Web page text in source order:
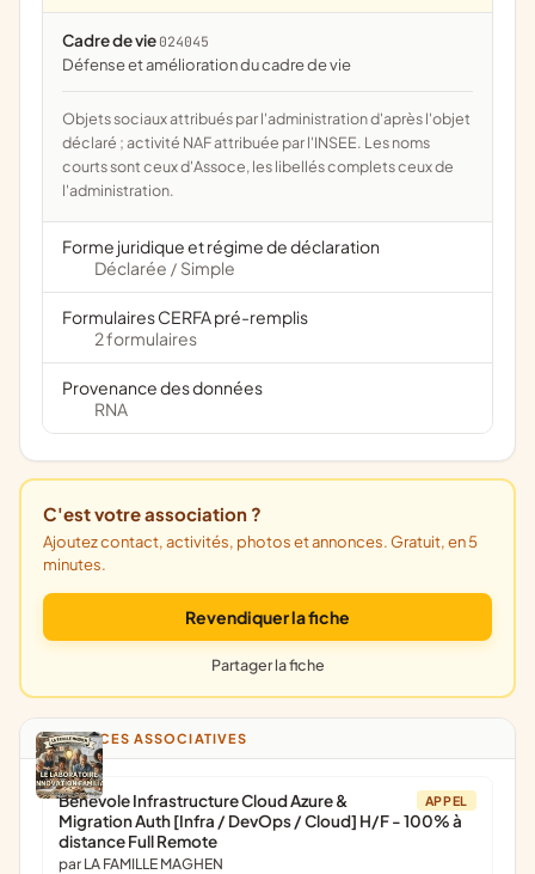
Cadre de vie 024045
défense et amélioration du cadre de vie
Objets sociaux attribués par l'administration d'après l'objet
déclaré ; activité NAF attribuée par l'INSEE. Les noms
courts sont ceux d'Assoce, les libellés complets ceux de
l'administration.
Forme juridique et régime de déclaration
Déclarée / Simple
Formulaires CERFA pré-remplis
2 formulaires
Provenance des données
RNA
C'est votre association ?
Ajoutez contact, activités, photos et annonces. Gratuit, en 5
minutes.
Revendiquer la fiche
Partager la fiche
ANNONCES ASSOCIATIVES
APPEL
Bénévole Infrastructure Cloud Azure &
Migration Auth [Infra / DevOps / Cloud] H/F - 100% à
distance Full Remote
par LA FAMILLE MAGHEN